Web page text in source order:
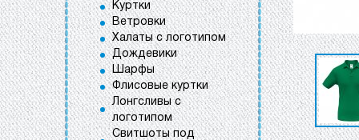
Куртки
Ветровки
Халаты с логотипом
Дождевики
Шарфы
Флисовые куртки
Лонгсливы с
логотипом
Свитшоты под